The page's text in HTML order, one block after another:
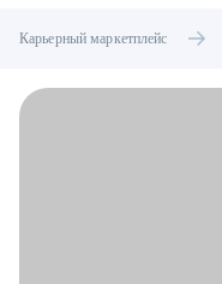
Карьерный маркетплейс